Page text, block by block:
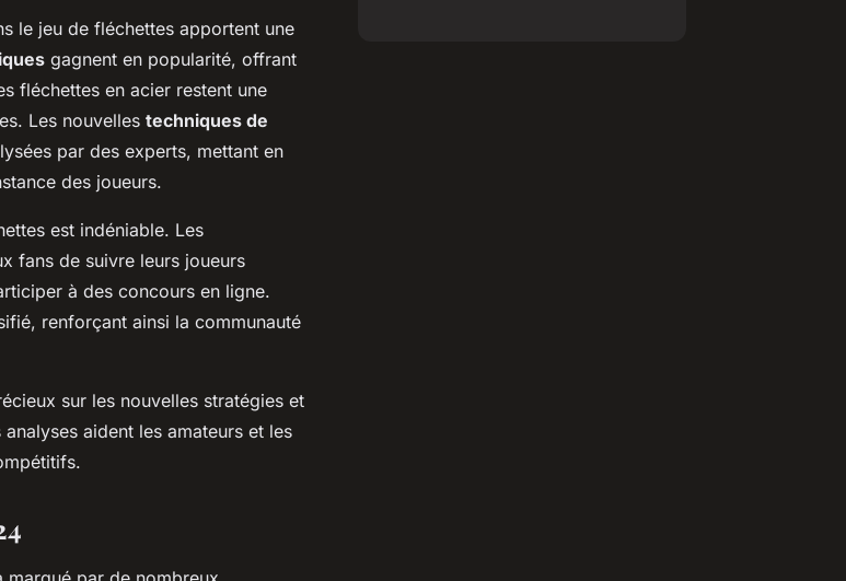
le jeu de fléchettes apportent une
gagnent en popularité, offrant
fléchettes en acier restent une
Les nouvelles techniques de
par des experts, mettant en
des joueurs.
est indéniable. Les
fans de suivre leurs joueurs
à des concours en ligne.
renforçant ainsi la communauté
sur les nouvelles stratégies et
aident les amateurs et les